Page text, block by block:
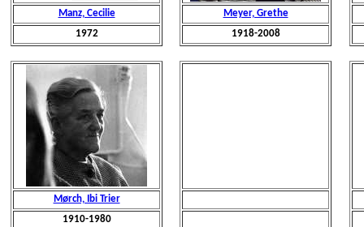
Manz, Cecilie
1972
Meyer, Grethe
1918-2008
Mørch, Ibi Trier
1910-1980